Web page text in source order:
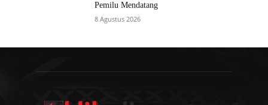
Pemilu Mendatang
8 Agustus 2026